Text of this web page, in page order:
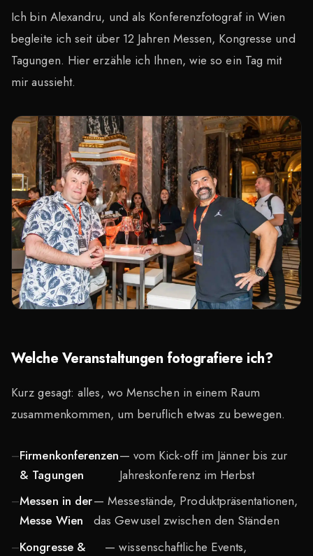
Ich bin Alexandru, und als Konferenzfotograf in Wien
begleite ich seit über 12 Jahren Messen, Kongresse und
Tagungen. Hier erzähle ich Ihnen, wie so ein Tag mit
mir aussieht.
Welche Veranstaltungen fotografiere ich?
Kurz gesagt: alles, wo Menschen in einem Raum
zusammenkommen, um beruflich etwas zu bewegen.
Firmenkonferenzen
& Tagungen
— vom Kick-off im Jänner bis zur
Jahreskonferenz im Herbst
Messen in der
Messe Wien
— Messestände, Produktpräsentationen,
das Gewusel zwischen den Ständen
Kongresse &
— wissenschaftliche Events,